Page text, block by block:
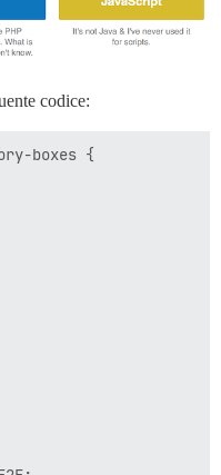
codice:
boxes {